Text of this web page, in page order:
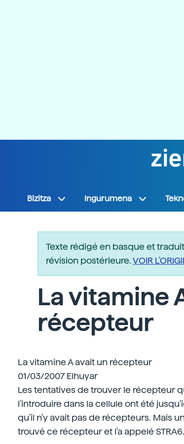
Bizitza Ingurumena
Texte rédigé en basque et
révision postérieure.VOIR
La vitamine
récepteur
La vitamine A avait un récepteur
01/03/2007 Elhuyar
Les tentatives de trouver le récepteur
l'introduire dans la cellule ont été
qu'il n'y avait pas de récepteurs. Mais
trouvé ce récepteur et l'a appelé STRA6.